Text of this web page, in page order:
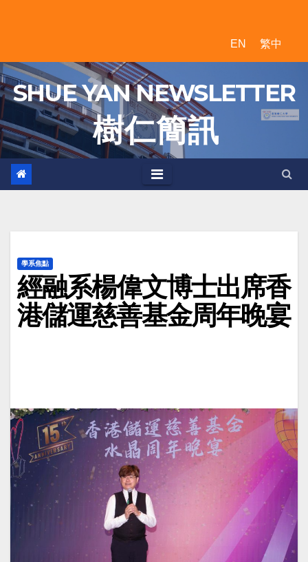
EN 繁中
SHUE YAN NEWSLETTER
樹 仁 簡 訊
學系焦點
經融系楊偉文博士出席香
港儲運慈善基金周年晚宴